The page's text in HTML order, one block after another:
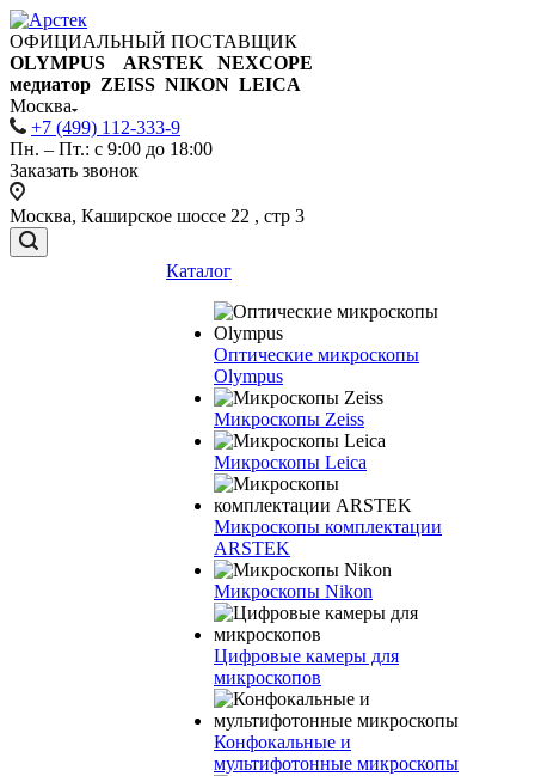
ОФИЦИАЛЬНЫЙ ПОСТАВЩИК
OLYMPUS ARSTEK NEXCOPE
медиатор ZEISS NIKON LEICA
Москва
+7 (499) 112-333-9
Пн. – Пт.: с 9:00 до 18:00
Заказать звонок
Москва, Каширское шоссе 22 , стр 3
Каталог
Оптические микроскопы
Olympus
Микроскопы Zeiss
Микроскопы Leica
Микроскопы комплектации
ARSTEK
Микроскопы Nikon
Цифровые камеры для
микроскопов
Конфокальные и
мультифотонные микроскопы